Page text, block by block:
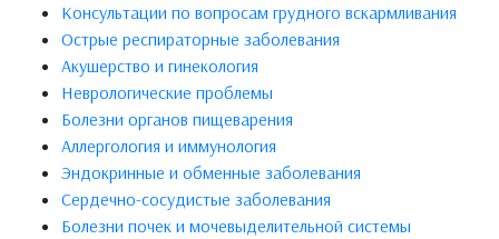
Консультации по вопросам грудного вскармливания
Острые респираторные заболевания
Акушерство и гинекология
Неврологические проблемы
Болезни органов пищеварения
Аллергология и иммунология
Эндокринные и обменные заболевания
Сердечно-сосудистые заболевания
Болезни почек и мочевыделительной системы